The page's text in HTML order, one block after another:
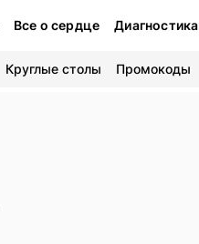
Все о сердце Диагностика
Круглые столы Промокоды